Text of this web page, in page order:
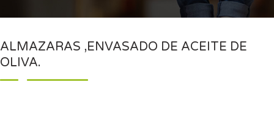
ALMAZARAS ,ENVASADO DE ACEITE DE
OLIVA.